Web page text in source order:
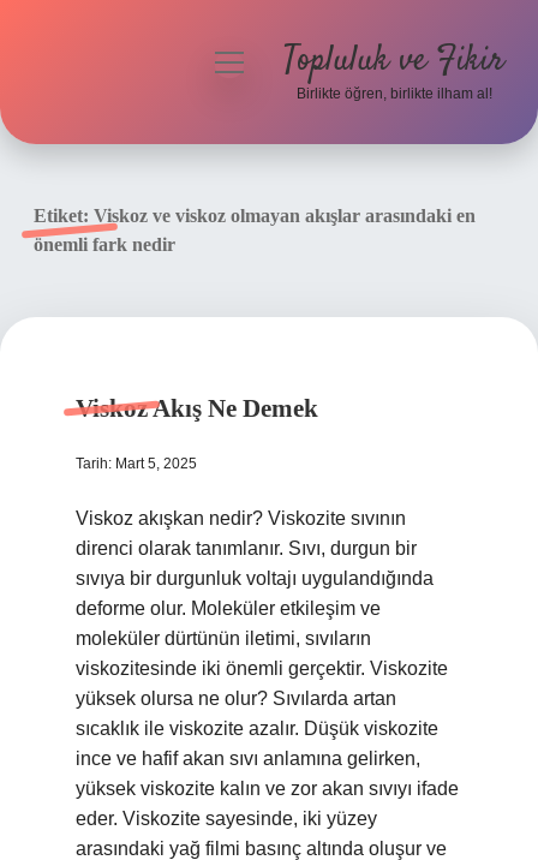
Yasal Uyarı
menüyüTopluluk ve Fikir
Birlikte öğren, birlikte ilham al!
Etiket: Viskoz ve viskoz olmayan akışlar arasındaki en
önemli fark nedir
Viskoz Akış Ne Demek
Tarih: Mart 5, 2025
Viskoz akışkan nedir? Viskozite sıvının
direnci olarak tanımlanır. Sıvı, durgun bir
sıvıya bir durgunluk voltajı uygulandığında
deforme olur. Moleküler etkileşim ve
moleküler dürtünün iletimi, sıvıların
viskozitesinde iki önemli gerçektir. Viskozite
yüksek olursa ne olur? Sıvılarda artan
sıcaklık ile viskozite azalır. Düşük viskozite
ince ve hafif akan sıvı anlamına gelirken,
yüksek viskozite kalın ve zor akan sıvıyı ifade
eder. Viskozite sayesinde, iki yüzey
arasındaki yağ filmi basınç altında oluşur ve